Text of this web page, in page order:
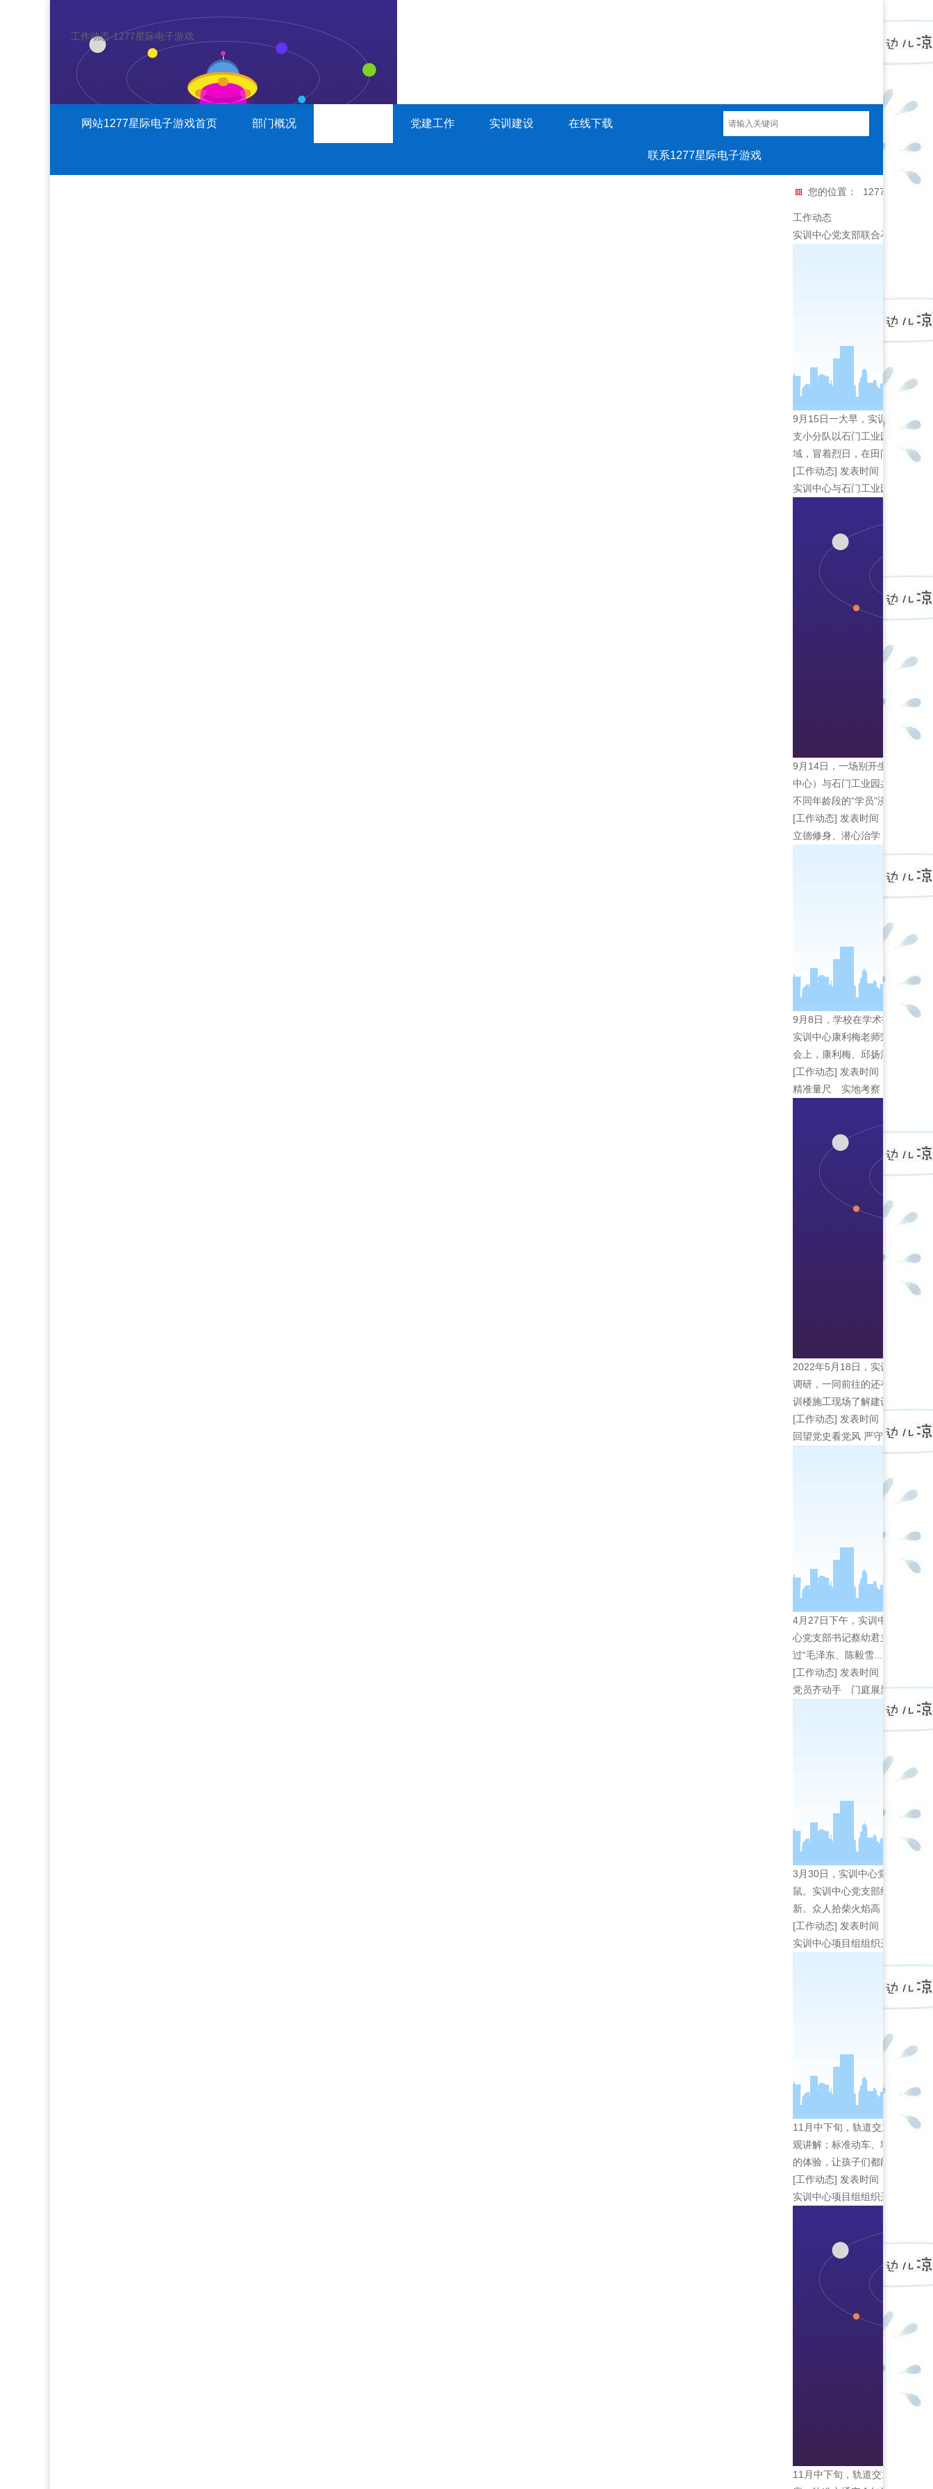
工作动态-1277星际电子游戏
网站1277星际电子游戏首页 部门概况 党建工作 实训建设 在线下载
联系1277星际电子游戏
您的位置： 1277星际电子
工作动态
实训中心党支部联合石门工业区
9月15日一大早，实训中心党支
支小分队以石门工业园为起点
域，冒着烈日，在田间地头、在
[工作动态] 发表时间：2022-09-
实训中心与石门工业园合作开
9月14日，一场别开生面的安全
中心）与石门工业园共同举办
不同年龄段的“学员”济济一...
[工作动态] 发表时间：2022-09-
立德修身、潜心治学，努力成为
9月8日，学校在学术报告厅隆
实训中心康利梅老师荣获年度
会上，康利梅、邱扬法、刘...
[工作动态] 发表时间：2022-09-
精准量尺 实地考察
2022年5月18日，实训中心主
调研，一同前往的还有2022年
训楼施工现场了解建设情况，...
[工作动态] 发表时间：2022-05-
回望党史看党风 严守纪律树正气
4月27日下午，实训中心党支部
心党支部书记蔡幼君主讲。蔡幼
过“毛泽东、陈毅雪...
[工作动态] 发表时间：2022-04-
党员齐动手 门庭展新颜
3月30日，实训中心党支部在朝
鼠。实训中心党支部组织全体
新。众人拾柴火焰高，在全...
[工作动态] 发表时间：2022-03-
实训中心项目组组织开展了小学
11月中下旬，轨道交通综合仿
观讲解；标准动车、地铁车辆
的体验，让孩子们都能够更...
[工作动态] 发表时间：2021-11-
实训中心项目组组织开展了轨道
11月中下旬，轨道交通综合仿